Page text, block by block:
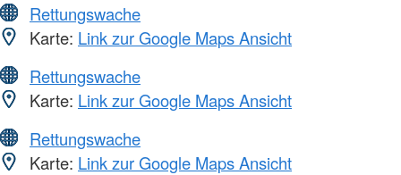
Rettungswache
Karte: Link zur Google Maps Ansicht
Rettungswache
Karte: Link zur Google Maps Ansicht
Rettungswache
Karte: Link zur Google Maps Ansicht